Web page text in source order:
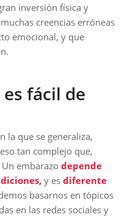
inversión física y
creencias erróneas
emocional, y que
fácil de
la que se generaliza,
tan complejo que,
embarazo depende
y es diferente
basarnos en tópicos
en las redes sociales y